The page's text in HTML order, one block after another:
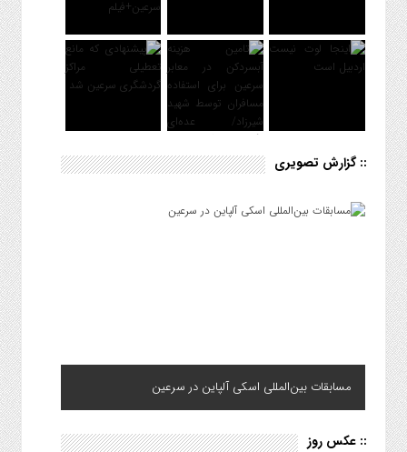
:: گزارش تصویری
مسابقات بین‌المللی اسکی آلپاین در سرعین
شهید محمدرضا نوروزی در زادگاهش آرام گرفت
:: عکس روز